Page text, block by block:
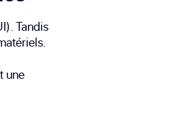
Tandis
une